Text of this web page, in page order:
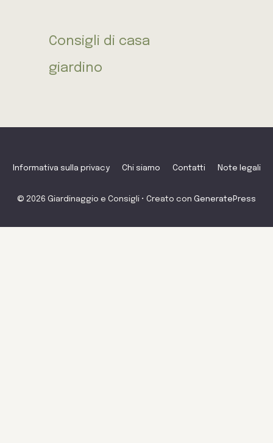
Consigli di casa
giardino
Informativa sulla privacy Chi siamo Contatti Note legali
© 2026 Giardinaggio e Consigli • Creato con GeneratePress